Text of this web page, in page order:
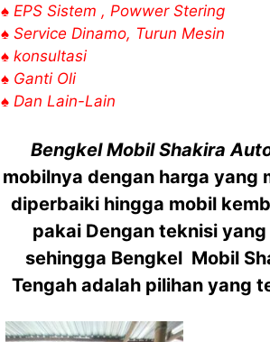
♠ EPS Sistem , Powwer Stering
♠ Service Dinamo, Turun Mesin
♠ konsultasi
♠ Ganti Oli
♠ Dan Lain-Lain
Bengkel Mobil Shakira
mobilnya dengan harga yang
diperbaiki hingga mobil
pakai Dengan teknisi
sehingga Bengkel Mobil
Tengah adalah pilihan yang